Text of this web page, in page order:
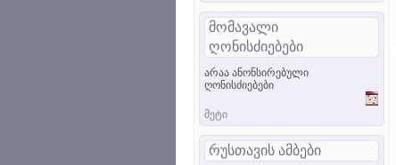
მომავალი
ღონისძიებები
არაა ანონსირებული
ღონისძიებები
მეტი
რუსთავის ამბები